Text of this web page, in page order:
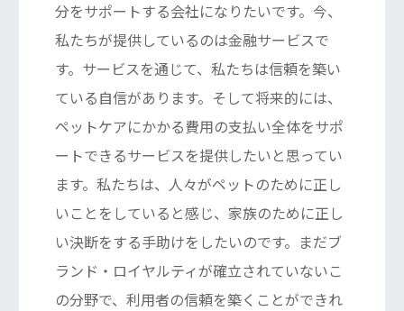
分をサポートする会社になりたいです。今、
私たちが提供しているのは金融サービスで
す。サービスを通じて、私たちは信頼を築い
ている自信があります。そして将来的には、
ペットケアにかかる費用の支払い全体をサポ
ートできるサービスを提供したいと思ってい
ます。私たちは、人々がペットのために正し
いことをしていると感じ、家族のために正し
い決断をする手助けをしたいのです。まだブ
ランド・ロイヤルティが確立されていないこ
の分野で、利用者の信頼を築くことができれ